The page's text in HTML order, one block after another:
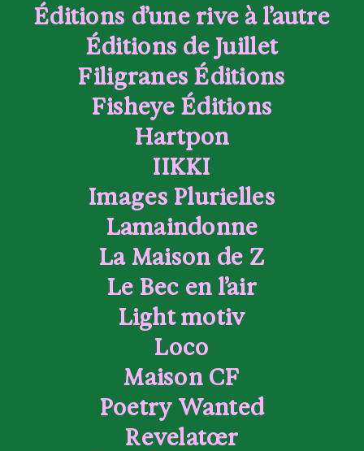
Éditions d’une rive à l’autre
Éditions de Juillet
Filigranes Éditions
Fisheye Éditions
Hartpon
IIKKI
Images Plurielles
Lamaindonne
La Maison de Z
Le Bec en l’air
Light motiv
Loco
Maison CF
Poetry Wanted
Revelatœr